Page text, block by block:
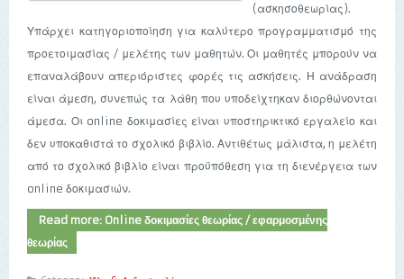
(ασκησοθεωρίας).
Υπάρχει κατηγοριοποίηση για καλύτερο προγραμματισμό της
προετοιμασίας / μελέτης των μαθητών. Οι μαθητές μπορούν να
επαναλάβουν απεριόριστες φορές τις ασκήσεις. Η ανάδραση
είναι άμεση, συνεπώς τα λάθη που υποδείχτηκαν διορθώνονται
άμεσα. Οι online δοκιμασίες είναι υποστηρικτικό εργαλείο και
δεν υποκαθιστά το σχολικό βιβλίο. Αντιθέτως μάλιστα, η μελέτη
από το σχολικό βιβλίο είναι προϋπόθεση για τη διενέργεια των
online δοκιμασιών.
Read more: Online δοκιμασίες θεωρίας / εφαρμοσμένης
θεωρίας